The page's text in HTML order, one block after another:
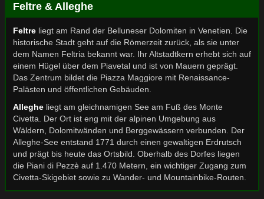
Feltre & Alleghe
Feltre liegt am Rand der Belluneser Dolomiten in Venetien. Die
historische Stadt geht auf die Römerzeit zurück, als sie unter
dem Namen Feltria bekannt war. Ihr Altstadtkern erhebt sich auf
einem Hügel über dem Piavetal und ist von Mauern geprägt.
Das Zentrum bildet die Piazza Maggiore mit Renaissance-
Palästen und öffentlichen Gebäuden.
Alleghe liegt am gleichnamigen See am Fuß des Monte
Civetta. Der Ort ist eng mit der alpinen Umgebung aus
Wäldern, Dolomitwänden und Berggewässern verbunden. Der
Alleghe-See entstand 1771 durch einen gewaltigen Erdrutsch
und prägt bis heute das Ortsbild. Oberhalb des Dorfes liegen
die Piani di Pezzè auf 1.470 Metern, ein wichtiger Zugang zum
Civetta-Skigebiet sowie zu Wander- und Mountainbike-Routen.